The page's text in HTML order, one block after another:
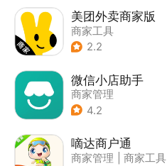
美团外卖商家版
商家工具
2.2
微信小店助手
商家管理
4.2
嘀达商户通
商家管理
商家工具